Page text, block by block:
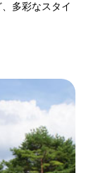
多彩なスタイ